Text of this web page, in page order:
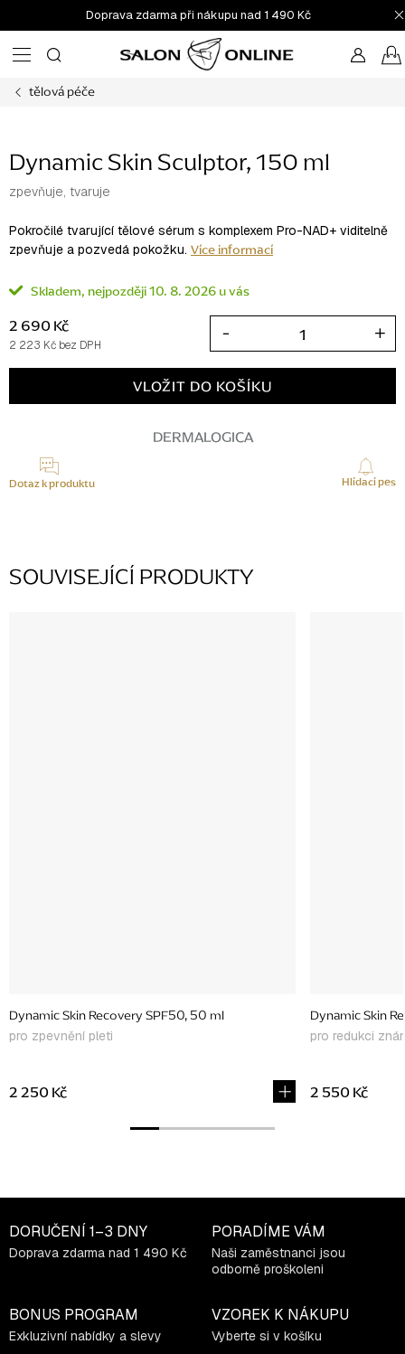
na
obsah
Doprava zdarma při nákupu nad 1 490 Kč
tělová péče
Dynamic Skin Sculptor, 150 ml
zpevňuje, tvaruje
Pokročilé tvarující tělové sérum s komplexem Pro-NAD+ viditelně
zpevňuje a pozvedá pokožku. Více informací
Skladem 10. 8. 2026
2 690 Kč
2 223 Kč bez DPH
VLOŽIT DO KOŠÍKU
DERMALOGICA
Dotaz k produktu Hlídací pes
SOUVISEJÍCÍ PRODUKTY
Dynamic Skin Recovery SPF50, 50 ml
pro zpevnění pleti
2 250 Kč
Dynamic Skin
pro redukci
2 550 Kč
DORUČENÍ 1–3 DNY
Doprava zdarma nad 1 490 Kč
PORADÍME VÁM
Naši zaměstnanci jsou
odborně proškoleni
BONUS PROGRAM
Exkluzivní nabídky a slevy
VZOREK K NÁKUPU
Vyberte si v košíku